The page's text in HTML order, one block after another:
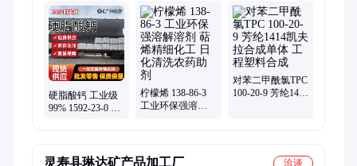
氧化三甲胺、环丁砜、正己烯、单氰胺、氟硅酸、氯乙酸、氯乙
酸钠、叔丁硫醇、对叔丁基邻苯二酚、氟硼酸、溶剂油、乙硫氨
酯、苯扎溴铵、三聚氯氰、亚磷酸三苯酯、对氟苯胺、正己烷、
邻苯基苯酚、苯酚、叔十二硫醇、二甲基二硫醚
硬脂酸钙 工业级
99% 1592-23-0 塑
柠檬烯 138-86-3
工业环保强溶解
对苯二甲酰氯TPC
100-20-9 芳纶1414
灵寿县琳达矿产品加工厂
洽谈